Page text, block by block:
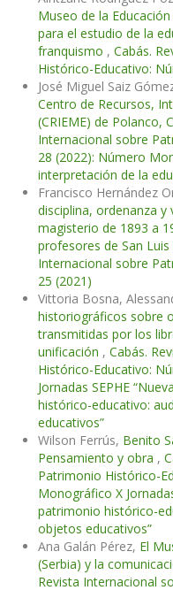
Museo de la
para el estudio de la
franquismo , Cabás.
Histórico-Educativo:
José Miguel Saiz
Centro de Recursos,
(CRIEME) de Polanco,
Internacional sobre
28 (2022): Número
interpretación de la
Francisco Hernández
disciplina, ordenanza y
magisterio de 1893 a
profesores de San
Internacional sobre
25 (2021)
Vittoria Bosna,
historiográficos sobre
transmitidas por los
unificación , Cabás.
Histórico-Educativo:
Jornadas SEPHE
histórico-educativo:
educativos”
Wilson Ferrús, Benito
Pensamiento y obra ,
Patrimonio Histórico-
Monográfico X
patrimonio histórico-
objetos educativos”
Ana Galán Pérez, El
(Serbia) y la
Revista Internacional